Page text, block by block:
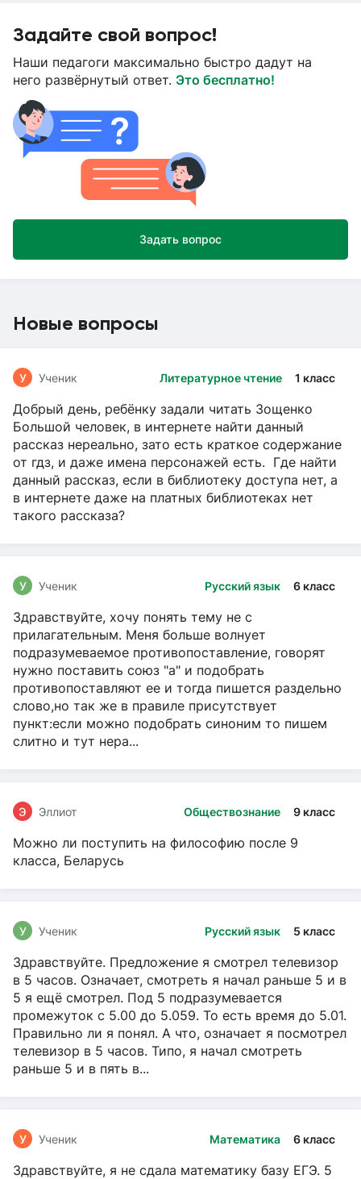
Задайте свой вопрос!
Наши педагоги максимально быстро дадут на
него развёрнутый ответ. Это бесплатно!
Задать вопрос
Новые вопросы
Литературное чтение 1 класс
У Ученик
Добрый день, ребёнку задали читать Зощенко
Большой человек, в интернете найти данный
рассказ нереально, зато есть краткое содержание
от гдз, и даже имена персонажей есть. Где найти
данный рассказ, если в библиотеку доступа нет, а
в интернете даже на платных библиотеках нет
такого рассказа?
Русский язык 6 класс
У Ученик
Здравствуйте, хочу понять тему не с
прилагательным. Меня больше волнует
подразумеваемое противопоставление, говорят
нужно поставить союз "а" и подобрать
противопоставляют ее и тогда пишется раздельно
слово,но так же в правиле присутствует
пункт:если можно подобрать синоним то пишем
слитно и тут нера...
Обществознание 9 класс
Э Эллиот
Можно ли поступить на философию после 9
класса, Беларусь
Русский язык 5 класс
У Ученик
Здравствуйте. Предложение я смотрел телевизор
в 5 часов. Означает, смотреть я начал раньше 5 и в
5 я ещё смотрел. Под 5 подразумевается
промежуток с 5.00 до 5.059. То есть время до 5.01.
Правильно ли я понял. А что, означает я посмотрел
телевизор в 5 часов. Типо, я начал смотреть
раньше 5 и в пять в...
Математика 6 класс
У Ученик
Здравствуйте, я не сдала математику базу ЕГЭ. 5